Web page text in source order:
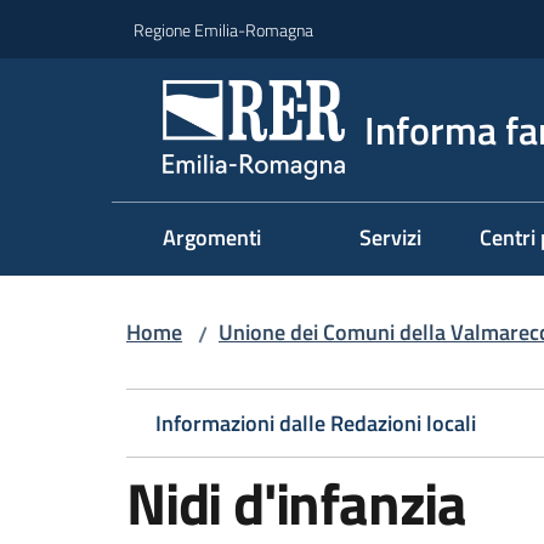
Regione Emilia-Romagna
Informa
Argomenti Servizi Centri
Home / Unione dei Comuni della
Informazioni dalle Redazioni locali
Nidi d'infanzia